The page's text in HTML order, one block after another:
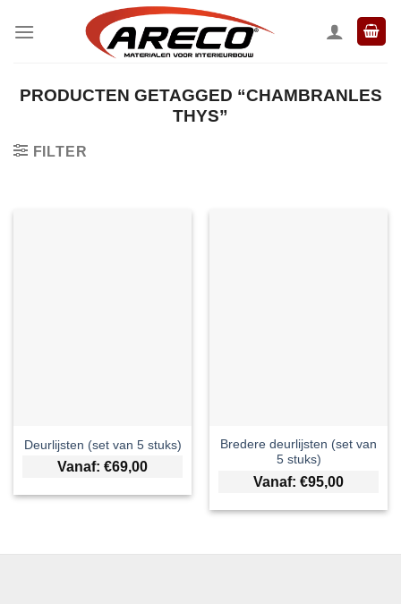
naar
PRODUCTEN GETAGGED “CHAMBRANLES
THYS”
FILTER
Deurlijsten (set van 5 stuks)
Vanaf: €69,00
Bredere deurlijsten (set van
5 stuks)
Vanaf: €95,00